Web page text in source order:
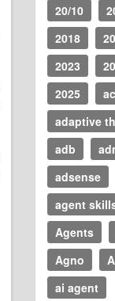
20/10
2018
2023
2025
adaptive
adb
adsense
agent
Agents
Agno
ai agent